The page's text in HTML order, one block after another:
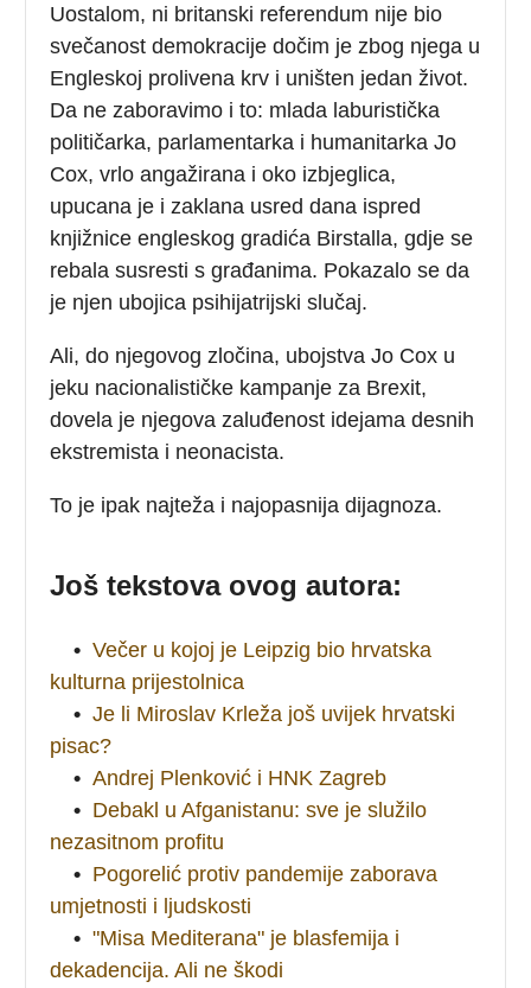
Uostalom, ni britanski referendum nije bio
svečanost demokracije dočim je zbog njega u
Engleskoj prolivena krv i uništen jedan život.
Da ne zaboravimo i to: mlada laburistička
političarka, parlamentarka i humanitarka Jo
Cox, vrlo angažirana i oko izbjeglica,
upucana je i zaklana usred dana ispred
knjižnice engleskog gradića Birstalla, gdje se
rebala susresti s građanima. Pokazalo se da
je njen ubojica psihijatrijski slučaj.
Ali, do njegovog zločina, ubojstva Jo Cox u
jeku nacionalističke kampanje za Brexit,
dovela je njegova zaluđenost idejama desnih
ekstremista i neonacista.
To je ipak najteža i najopasnija dijagnoza.
Još tekstova ovog autora:
• Večer u kojoj je Leipzig bio hrvatska
kulturna prijestolnica
• Je li Miroslav Krleža još uvijek hrvatski
pisac?
• Andrej Plenković i HNK Zagreb
• Debakl u Afganistanu: sve je služilo
nezasitnom profitu
• Pogorelić protiv pandemije zaborava
umjetnosti i ljudskosti
• "Misa Mediterana" je blasfemija i
dekadencija. Ali ne škodi